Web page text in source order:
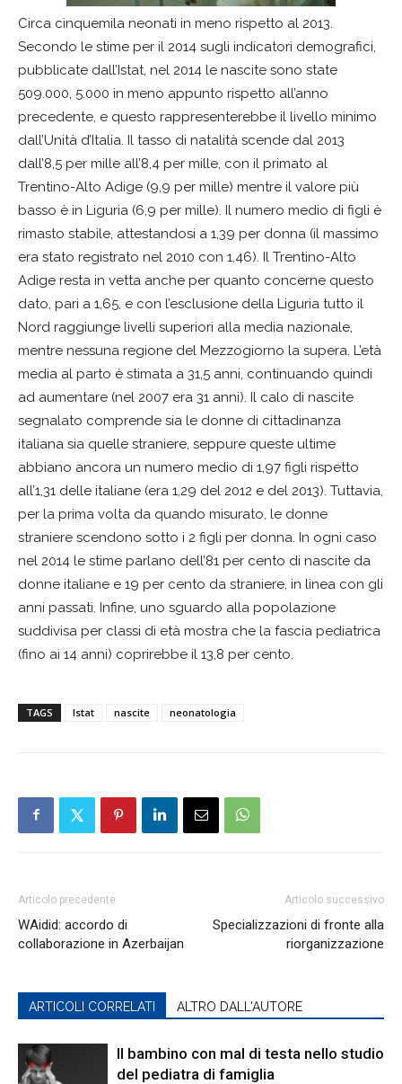
Circa cinquemila neonati in meno rispetto al 2013.
Secondo le stime per il 2014 sugli indicatori demografici,
pubblicate dall’Istat, nel 2014 le nascite sono state
509.000, 5.000 in meno appunto rispetto all’anno
precedente, e questo rappresenterebbe il livello minimo
dall’Unità d’Italia. Il tasso di natalità scende dal 2013
dall’8,5 per mille all’8,4 per mille, con il primato al
Trentino-Alto Adige (9,9 per mille) mentre il valore più
basso è in Liguria (6,9 per mille). Il numero medio di figli è
rimasto stabile, attestandosi a 1,39 per donna (il massimo
era stato registrato nel 2010 con 1,46). Il Trentino-Alto
Adige resta in vetta anche per quanto concerne questo
dato, pari a 1,65, e con l’esclusione della Liguria tutto il
Nord raggiunge livelli superiori alla media nazionale,
mentre nessuna regione del Mezzogiorno la supera. L’età
media al parto è stimata a 31,5 anni, continuando quindi
ad aumentare (nel 2007 era 31 anni). Il calo di nascite
segnalato comprende sia le donne di cittadinanza
italiana sia quelle straniere, seppure queste ultime
abbiano ancora un numero medio di 1,97 figli rispetto
all’1,31 delle italiane (era 1,29 del 2012 e del 2013). Tuttavia,
per la prima volta da quando misurato, le donne
straniere scendono sotto i 2 figli per donna. In ogni caso
nel 2014 le stime parlano dell’81 per cento di nascite da
donne italiane e 19 per cento da straniere, in linea con gli
anni passati. Infine, uno sguardo alla popolazione
suddivisa per classi di età mostra che la fascia pediatrica
(fino ai 14 anni) coprirebbe il 13,8 per cento.
TAGS Istat nascite neonatologia
Articolo precedente
WAidid: accordo di
collaborazione in Azerbaijan
Articolo successivo
Specializzazioni di fronte alla
riorganizzazione
ARTICOLI CORRELATI ALTRO DALL'AUTORE
Il bambino con mal di testa nello studio
del pediatra di famiglia